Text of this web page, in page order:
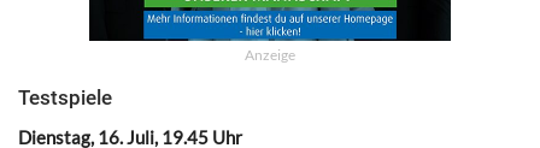
Anzeige
Testspiele
Dienstag, 16. Juli, 19.45 Uhr